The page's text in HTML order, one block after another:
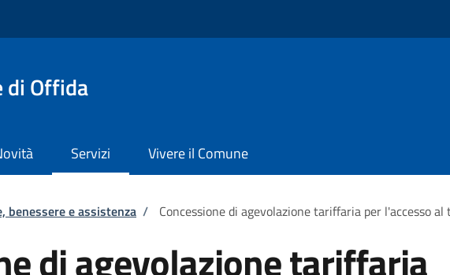
di Offida
Servizi Vivere il Comune
benessere e assistenza / Concessione di agevolazione tariffaria per l'accesso
di agevolazione tariffaria